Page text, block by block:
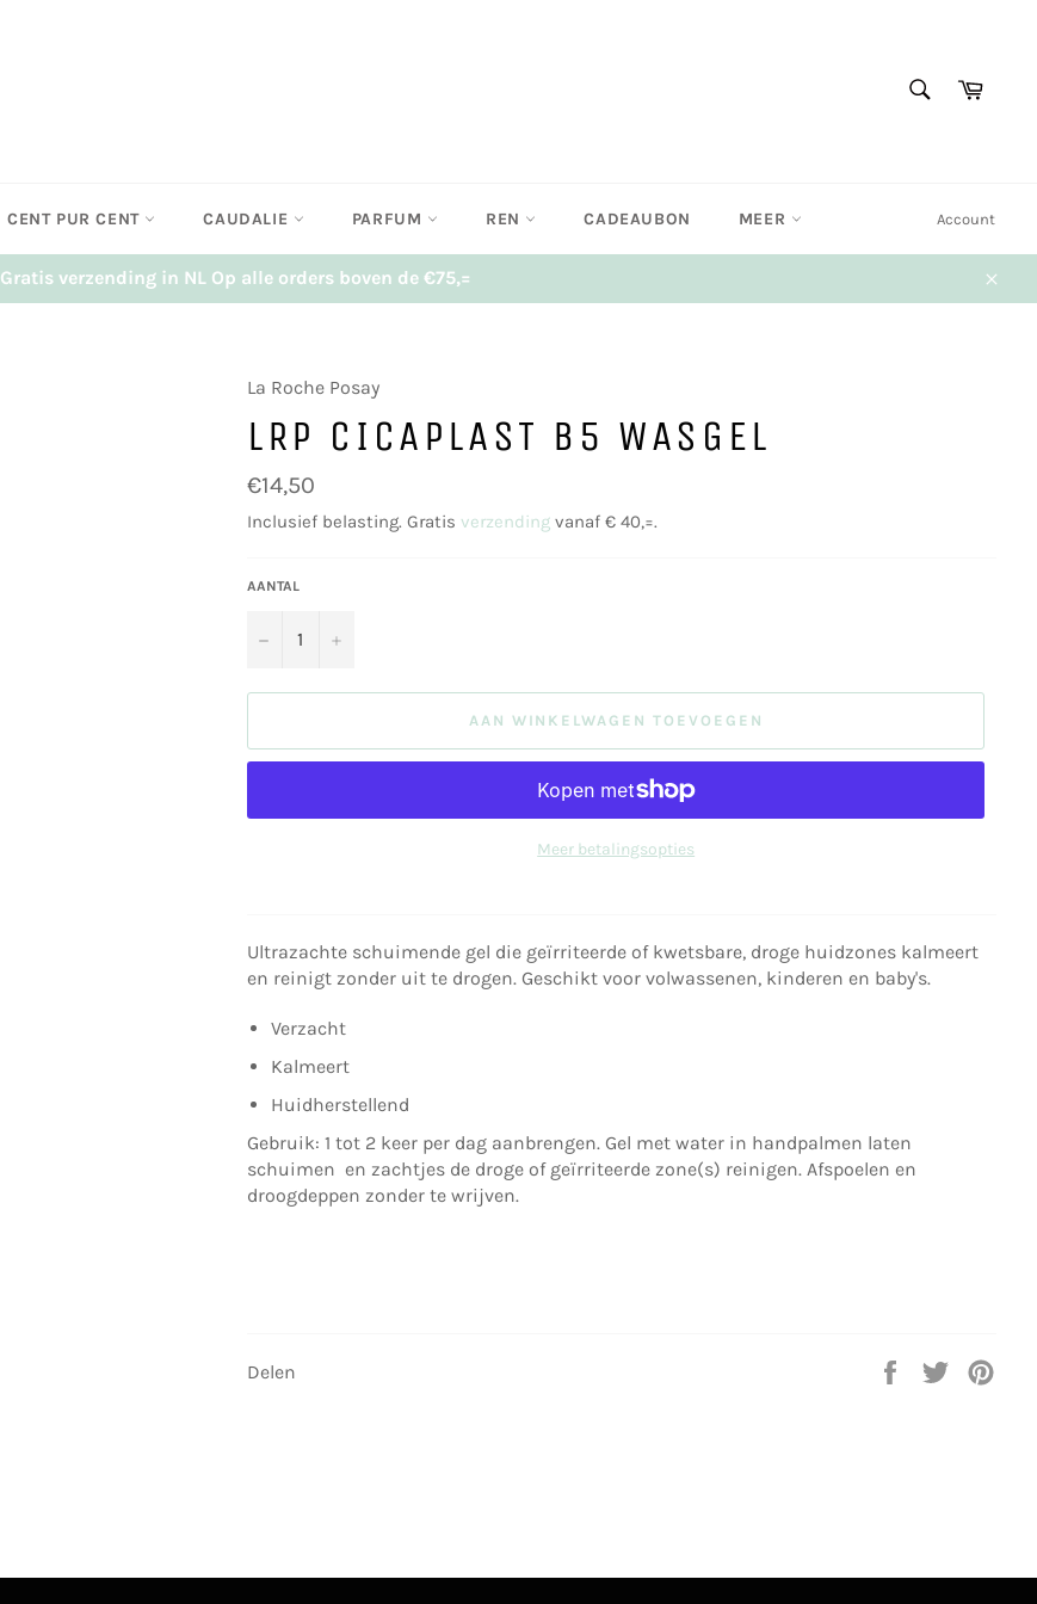
CENT PUR CENT CAUDALIE PARFUM REN CADEAUBON MEER Account
Gratis verzending in NL Op alle orders boven de €75,=
La Roche Posay
LRP CICAPLAST B5 WASGEL
Normale
prijs
€14,50
Inclusief belasting. Gratis verzendingvanaf € 40,=.
AANTAL
− +
AAN WINKELWAGEN TOEVOEGEN
Meer betalingsopties
Ultrazachte schuimende gel die geïrriteerde of kwetsbare, droge huidzones kalmeert
en reinigt zonder uit te drogen. Geschikt voor volwassenen, kinderen en baby's.
Verzacht
Kalmeert
Huidherstellend
Gebruik: 1 tot 2 keer per dag aanbrengen. Gel met water in handpalmen laten
schuimen en zachtjes de droge of geïrriteerde zone(s) reinigen. Afspoelen en
droogdeppen zonder te wrijven.
Delen
Delen
Twitteren